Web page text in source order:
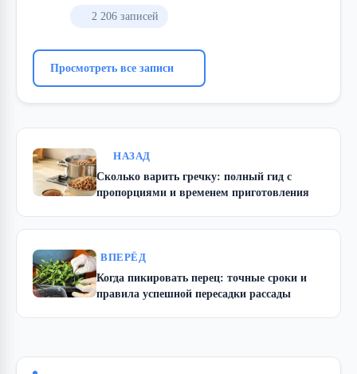
2 206 записей
Просмотреть все записи
НАЗАД
Сколько варить гречку: полный гид с
пропорциями и временем приготовления
ВПЕРЁД
Когда пикировать перец: точные сроки и
правила успешной пересадки рассады